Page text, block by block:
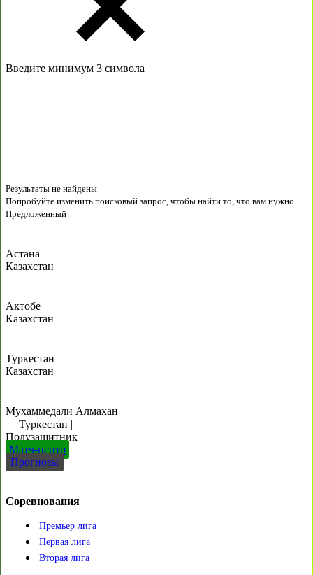
Введите минимум 3 символа
Результаты не найдены
Попробуйте изменить поисковый запрос, чтобы найти то, что вам нужно.
Предложенный
Астана
Казахстан
Актобе
Казахстан
Туркестан
Казахстан
Мухаммедали Алмахан
Туркестан |
Полузащитник
Матч-центр
Прогнозы
Соревнования
Премьер лига
Первая лига
Вторая лига